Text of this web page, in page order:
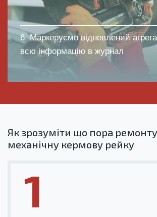
6. Маркеруємо відновлений
всю інформацію в журнал
Як зрозуміти що пора
механічну кермову рейку
1